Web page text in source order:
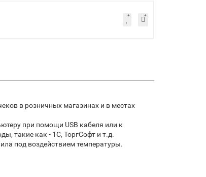
в розничных магазинах и в местах
при помощи USB кабеля или к
такие как - 1С, ТоргСофт и т.д.
под воздействием температуры.